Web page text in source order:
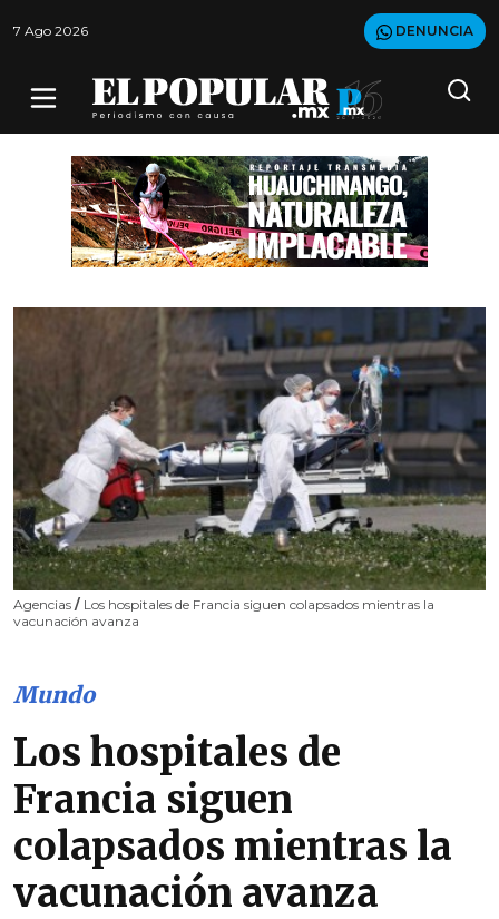
7 Ago 2026 DENUNCIA
Agencias / Los hospitales de Francia siguen colapsados mientras la
vacunación avanza
Mundo
Los hospitales de
Francia siguen
colapsados mientras la
vacunación avanza